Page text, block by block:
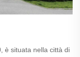
è situata nella città di